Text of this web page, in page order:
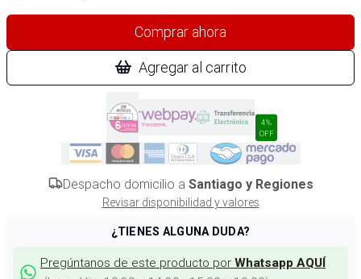
Comprar ahora
Agregar al carrito
4%
OFF
Despacho domicilio a Santiago y Regiones
Revisar disponibilidad y valores
¿TIENES ALGUNA DUDA?
Pregúntanos de este producto por Whatsapp AQUÍ